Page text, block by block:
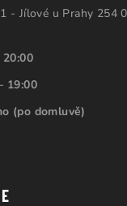
- Jílové u Prahy 254
20:00
19:00
(po domluvě)